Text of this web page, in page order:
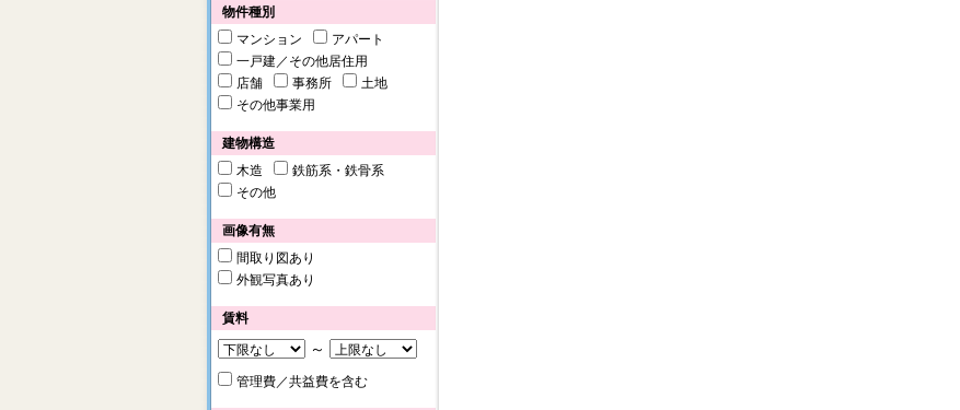
物件種別
マンション
アパート
一戸建／その他居住用
店舗
事務所
土地
その他事業用
建物構造
木造
鉄筋系・鉄骨系
その他
画像有無
間取り図あり
外観写真あり
賃料
～
管理費／共益費を含む